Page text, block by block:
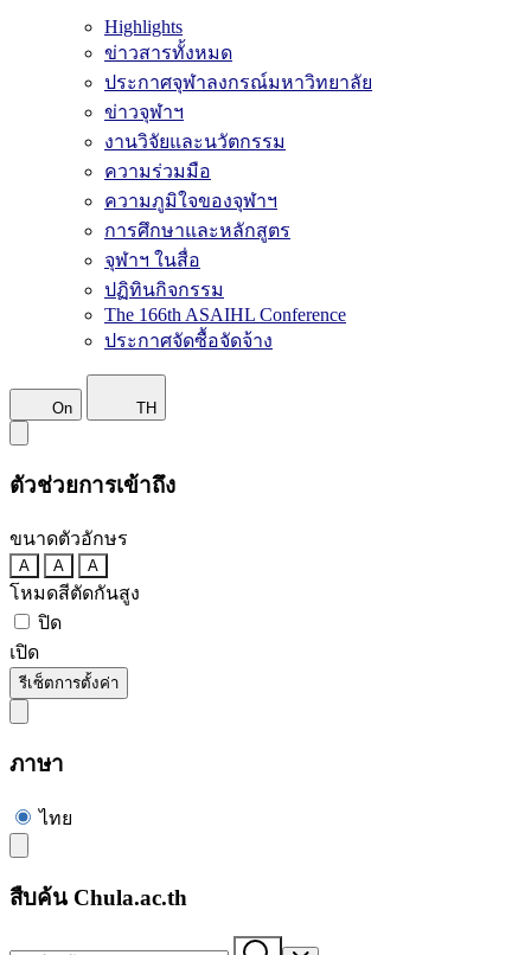
Highlights
ข่าวสารทั้งหมด
ประกาศจุฬาลงกรณ์มหาวิทยาลัย
ข่าวจุฬาฯ
งานวิจัยและนวัตกรรม
ความร่วมมือ
ความภูมิใจของจุฬาฯ
การศึกษาและหลักสูตร
จุฬาฯ ในสื่อ
ปฏิทินกิจกรรม
The 166th ASAIHL Conference
ประกาศจัดซื้อจัดจ้าง
On TH
ตัวช่วยการเข้าถึง
ขนาดตัวอักษร
A A A
โหมดสีตัดกันสูง
ปิด
เปิด
รีเซ็ตการตั้งค่า
ภาษา
ไทย
สืบค้น Chula.ac.th